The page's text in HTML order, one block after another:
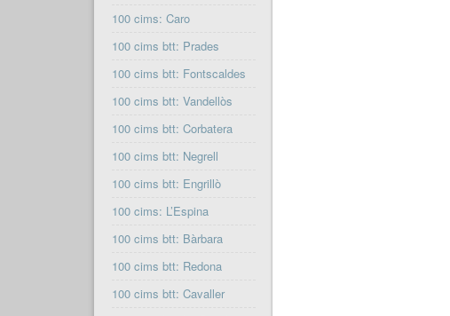
100 cims: Caro
100 cims btt: Prades
100 cims btt: Fontscaldes
100 cims btt: Vandellòs
100 cims btt: Corbatera
100 cims btt: Negrell
100 cims btt: Engrillò
100 cims: L’Espina
100 cims btt: Bàrbara
100 cims btt: Redona
100 cims btt: Cavaller